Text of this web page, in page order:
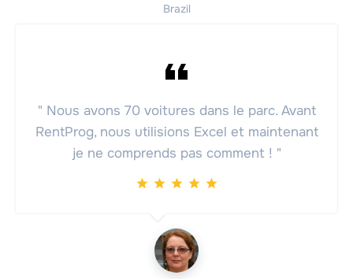
Brazil
" Nous avons 70 voitures dans le parc. Avant
RentProg, nous utilisions Excel et maintenant
je ne comprends pas comment ! "